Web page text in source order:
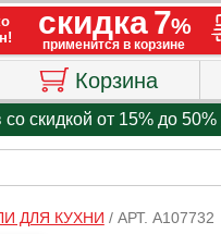
Корзина
со скидкой от 15% до 50%
ДЛЯ КУХНИ / АРТ. A107732